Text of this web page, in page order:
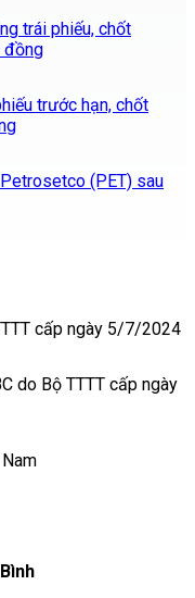
trái phiếu, chốt
đồng
trước hạn, chốt
(PET) sau
cấp ngày 5/7/2024
do Bộ TTTT cấp ngày